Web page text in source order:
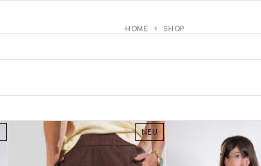
HOME SHOP
NEU